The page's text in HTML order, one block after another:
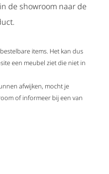
de showroom naar de
items. Het kan dus
een meubel ziet die niet in
afwijken, mocht je
of informeer bij een van